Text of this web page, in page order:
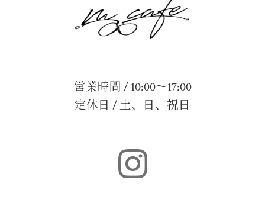
営業時間 / 10:00～17:00
定休日 / 土、日、祝日